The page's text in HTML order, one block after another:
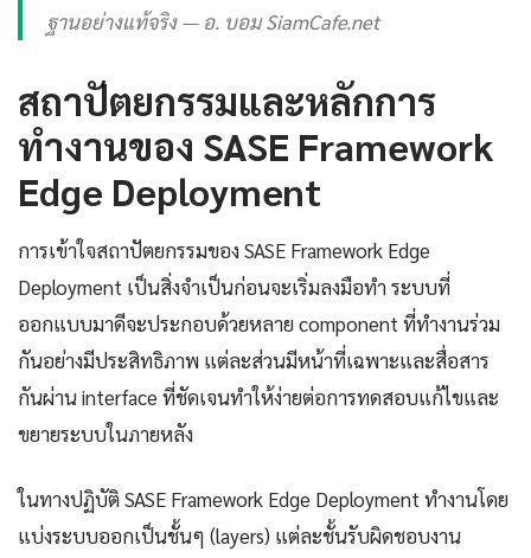
ฐานอย่างแท้จริง — อ. บอม SiamCafe.net
สถาปัตยกรรมและหลักการ
ทำงานของ SASE Framework
Edge Deployment
การเข้าใจสถาปัตยกรรมของ SASE Framework Edge
Deployment เป็นสิ่งจำเป็นก่อนจะเริ่มลงมือทำ ระบบที่
ออกแบบมาดีจะประกอบด้วยหลาย component ที่ทำงานร่วม
กันอย่างมีประสิทธิภาพ แต่ละส่วนมีหน้าที่เฉพาะและสื่อสาร
กันผ่าน interface ที่ชัดเจนทำให้ง่ายต่อการทดสอบแก้ไขและ
ขยายระบบในภายหลัง
ในทางปฏิบัติ SASE Framework Edge Deployment ทำงานโดย
แบ่งระบบออกเป็นชั้นๆ (layers) แต่ละชั้นรับผิดชอบงาน